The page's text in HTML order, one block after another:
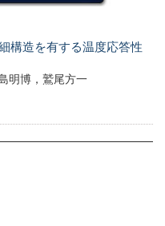
構造を有する温度応答性
明博，鷲尾方一